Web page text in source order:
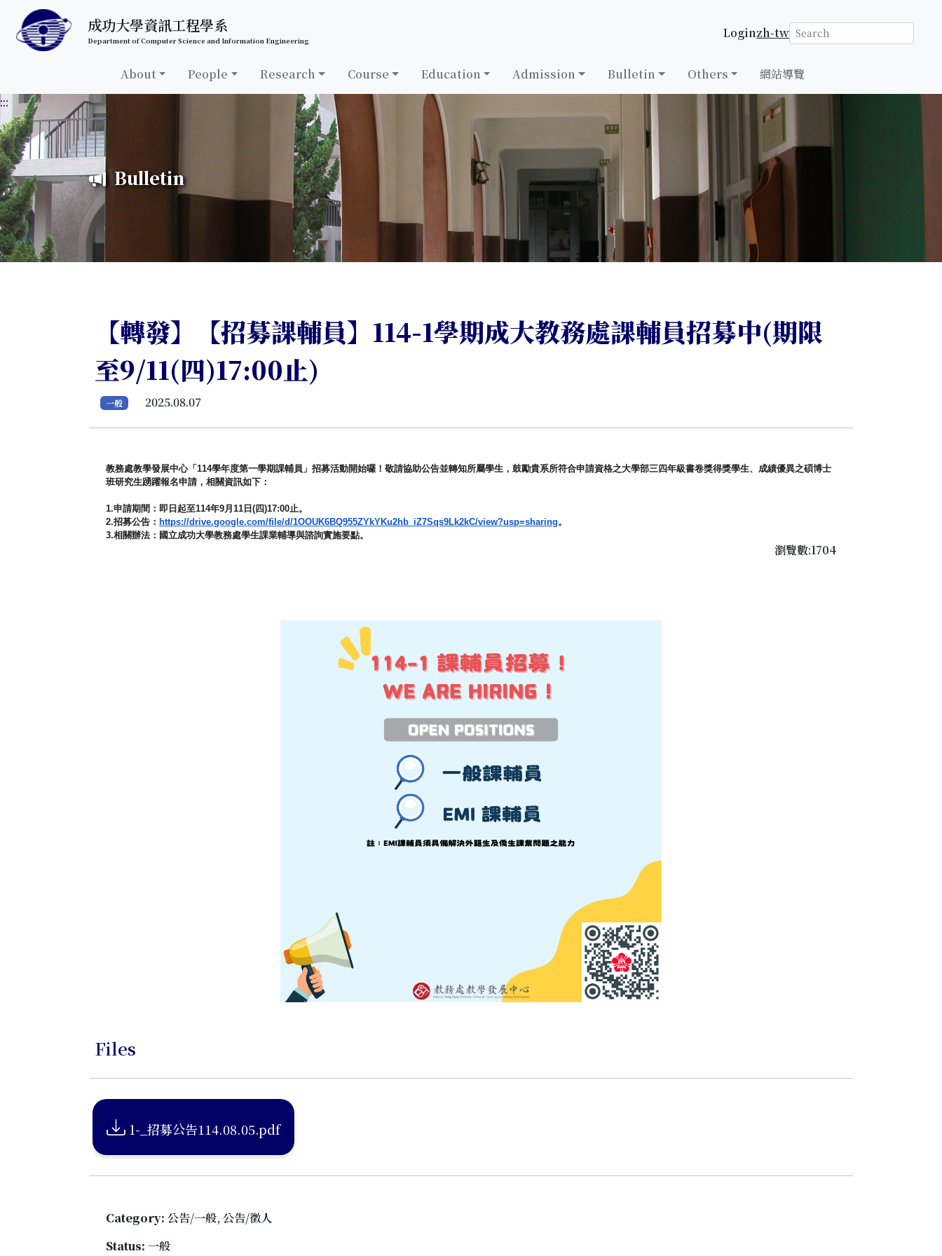
跳至中央內容區塊
成功大學資訊工程學系
Department of Computer Science and Information Engineering Loginzh-tw
About People Research Course Education Admission Bulletin Others
網站導覽
:::
Bulletin
【轉發】【招募課輔員】114-1學期成大教務處課輔員招募中(期限
至9/11(四)17:00止)
一般 2025.08.07
教務處教學發展中心「114學年度第一學期課輔員」招募活動開始囉！敬請協助公告並轉知所屬學生，鼓勵貴系所符合申請資格之大學部三四年級書卷獎得獎學生、成績優異之碩博士
班研究生踴躍報名申請，相關資訊如下：
1.申請期間：即日起至114年9月11 日( 四)17:00止。
2.招募公告： https://drive.google.com/file/d/1OOUK6BQ955ZYkYKu2hb_ iZ7Sqs9Lk2kC/view?usp=sharing。
3.相關辦法：國立成功大學教務處學生課業輔導與諮詢實施要點。
瀏覽數:1704
Files
1-_招募公告114.08.05.pdf
Category: 公告/一般, 公告/徵人
Status: 一般